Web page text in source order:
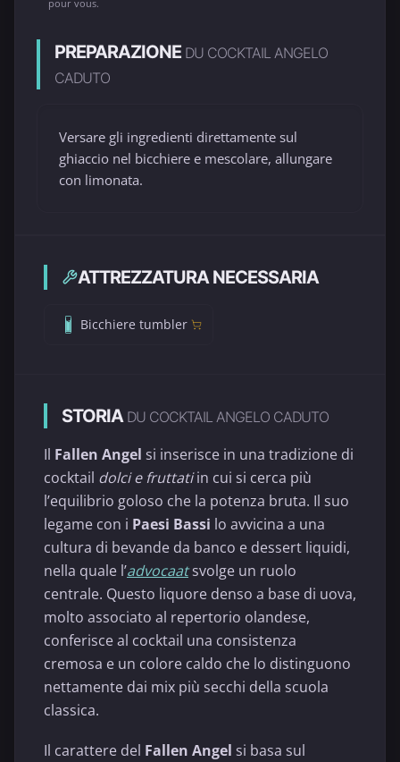
pour vous.
PREPARAZIONE DU COCKTAIL ANGELO
CADUTO
Versare gli ingredienti direttamente sul
ghiaccio nel bicchiere e mescolare, allungare
con limonata.
ATTREZZATURA NECESSARIA
Bicchiere tumbler
STORIA DU COCKTAIL ANGELO CADUTO
Il Fallen Angel si inserisce in una tradizione di
cocktail dolci e fruttatiin cui si cerca più
l’equilibrio goloso che la potenza bruta. Il suo
legame con i Paesi Bassi lo avvicina a una
cultura di bevande da banco e dessert liquidi,
nella quale l’advocaatsvolge un ruolo
centrale. Questo liquore denso a base di uova,
molto associato al repertorio olandese,
conferisce al cocktail una consistenza
cremosa e un colore caldo che lo distinguono
nettamente dai mix più secchi della scuola
classica.
Il carattere del Fallen Angel si basa sul